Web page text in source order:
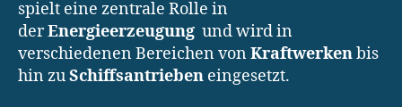
spielt eine zentrale Rolle in
derEnergieerzeugung und wird in
verschiedenen Bereichen vonKraftwerkenbis
hin zuSchiffsantrieben eingesetzt.